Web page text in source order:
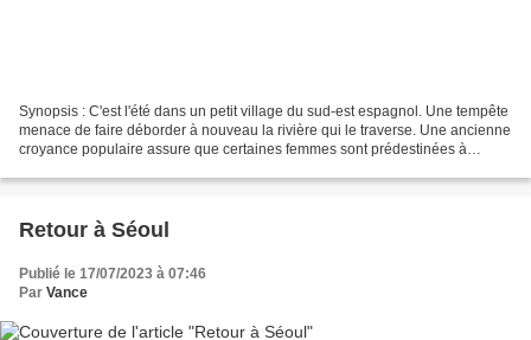
Synopsis : C'est l'été dans un petit village du sud-est espagnol. Une tempête
menace de faire déborder à nouveau la rivière qui le traverse. Une ancienne
croyance populaire assure que certaines femmes sont prédestinées à
Retour à Séoul
Publié le 17/07/2023 à 07:46
Par Vance